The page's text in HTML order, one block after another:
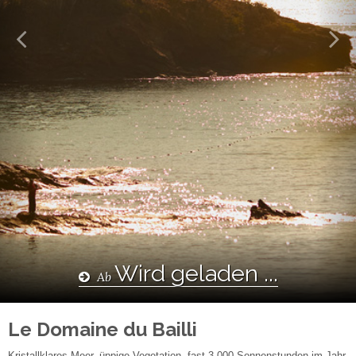
Ab Wird geladen ...
Le Domaine du Bailli